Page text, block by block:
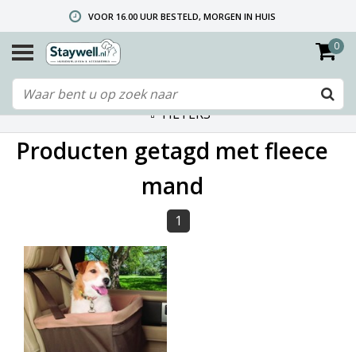
VOOR 16.00 UUR BESTELD, MORGEN IN HUIS
GRATIS VERZENDING VANAF € 40,- (ALLEEN NEDERLAND)
TELEFONISCHE HELPDESK 010 492 02 35 (LET OP: WIJ ZIJN NIET DE FABRIKANT! ZIE KLANTENSERVICE-INFO)
0
FILTERS
Producten getagd met fleece
mand
1